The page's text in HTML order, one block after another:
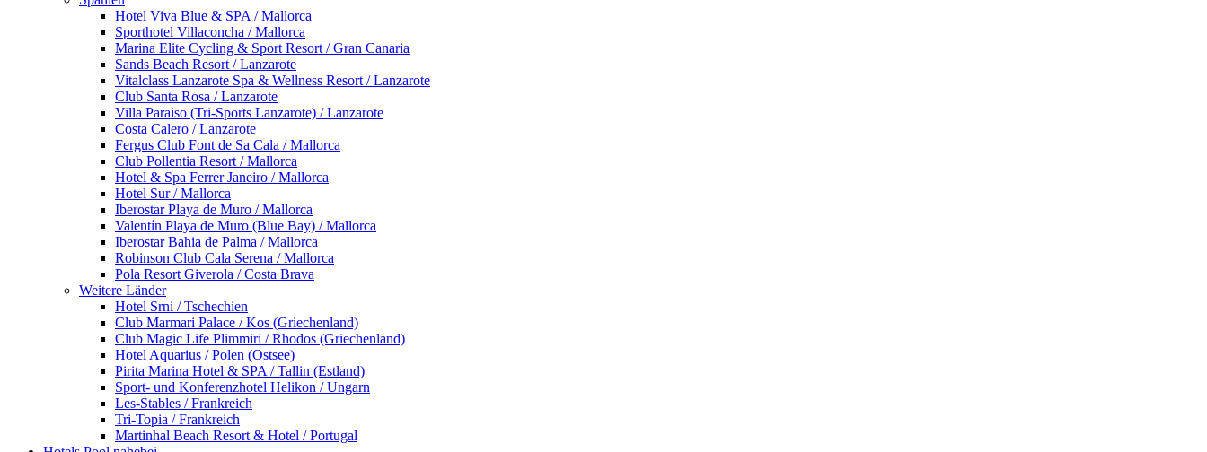
Hotel Viva Blue & SPA / Mallorca
Sporthotel Villaconcha / Mallorca
Marina Elite Cycling & Sport Resort / Gran Canaria
Sands Beach Resort / Lanzarote
Vitalclass Lanzarote Spa & Wellness Resort / Lanzarote
Club Santa Rosa / Lanzarote
Villa Paraiso (Tri-Sports Lanzarote) / Lanzarote
Costa Calero / Lanzarote
Fergus Club Font de Sa Cala / Mallorca
Club Pollentia Resort / Mallorca
Hotel & Spa Ferrer Janeiro / Mallorca
Hotel Sur / Mallorca
Iberostar Playa de Muro / Mallorca
Valentín Playa de Muro (Blue Bay) / Mallorca
Iberostar Bahia de Palma / Mallorca
Robinson Club Cala Serena / Mallorca
Pola Resort Giverola / Costa Brava
Weitere Länder
Hotel Srni / Tschechien
Club Marmari Palace / Kos (Griechenland)
Club Magic Life Plimmiri / Rhodos (Griechenland)
Hotel Aquarius / Polen (Ostsee)
Pirita Marina Hotel & SPA / Tallin (Estland)
Sport- und Konferenzhotel Helikon / Ungarn
Les-Stables / Frankreich
Tri-Topia / Frankreich
Martinhal Beach Resort & Hotel / Portugal